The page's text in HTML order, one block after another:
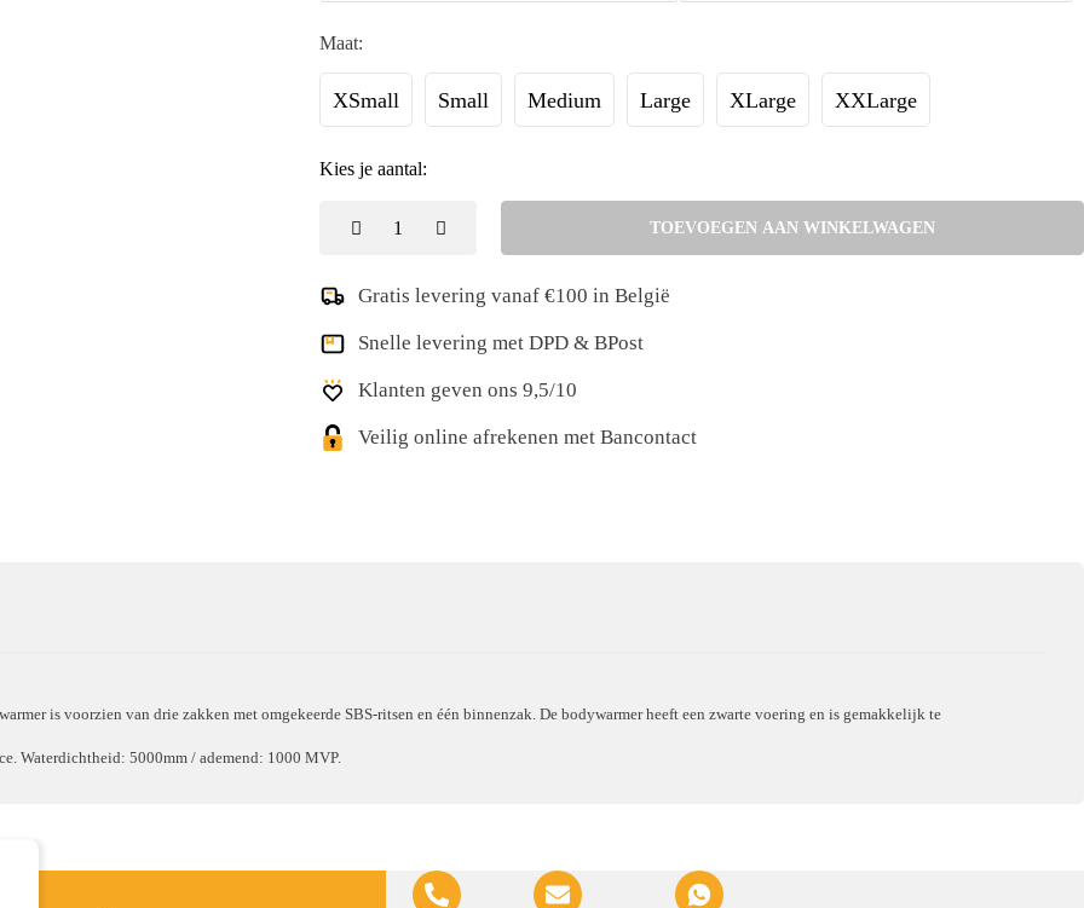
Maat:
XSmall Small Medium Large XLarge XXLarge
Kies je aantal:
TOEVOEGEN AAN WINKELWAGEN
Gratis levering vanaf €100 in België
Snelle levering met DPD & BPost
Klanten geven ons 9,5/10
Veilig online afrekenen met Bancontact
is voorzien van drie zakken met omgekeerde SBS-ritsen en één binnenzak. De bodywarmer heeft een zwarte voering en is gemakkelijk te
Waterdichtheid: 5000mm / ademend: 1000 MVP.